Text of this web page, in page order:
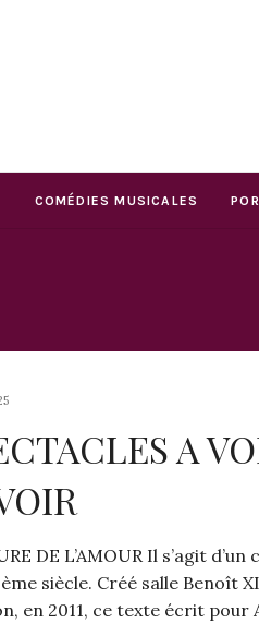
COMÉDIES MUSICALES
A
DE L’AMOUR Il s’agit d’un
siècle. Créé salle Benoît
en 2011, ce texte écrit pour